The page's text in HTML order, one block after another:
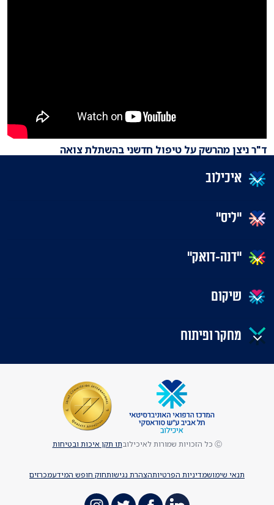
ד"ר ניצן מהרשק על טיפול חדשני בהשתלת צואה
איכילוב
"ליס"
"דנה-דואק"
שיקום
מחקר ופיתוח
תנאי שימושמדיניות הפרטיותהצהרת נגישותחוק חופש המידעמכרזים
Ⓒ כל הזכויות שמורות לאיכילוב תו תקן איכות ובטיחות